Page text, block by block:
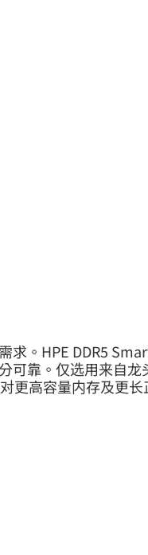
求。HPE DDR5
靠。仅选用来自龙
更高容量内存及更